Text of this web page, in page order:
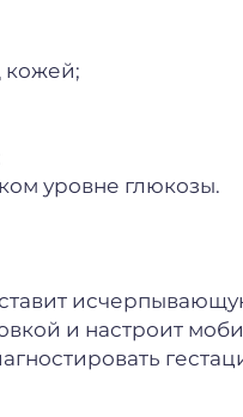
кожей;
уровне глюкозы.
и настроит